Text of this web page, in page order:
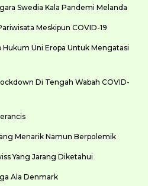
Swedia Kala Pandemi Melanda
Meskipun COVID-19
Uni Eropa Untuk Mengatasi
Di Tengah Wabah COVID-
Menarik Namun Berpolemik
Yang Jarang Diketahui
Ala Denmark